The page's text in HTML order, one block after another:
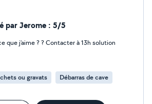
par Jerome : 5/5
que j’aime ? ? Contacter à 13h solution
ou gravats Débarras de cave